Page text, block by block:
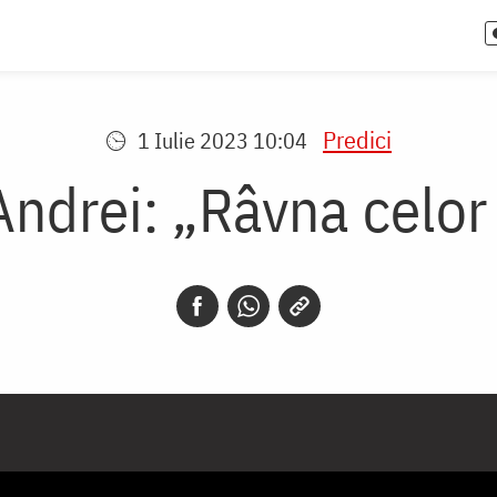
1 Iulie 2023 10:04 Predici
„Râvna